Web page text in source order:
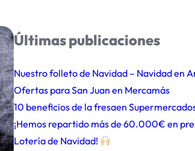
Últimas publicaciones
Nuestro folleto de Navidad – Navidad en
Ofertas para San Juan en Mercamás
10 beneficios de la fresaen
¡Hemos repartido más de 60.000€ en
Lotería de Navidad!